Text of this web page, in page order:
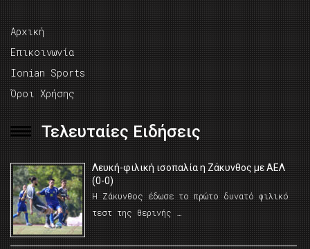
Αρχική
Επικοινωνία
Ionian Sports
Όροι Χρήσης
Τελευταίες Ειδήσεις
Λευκή-φιλική ισοπαλία η Ζάκυνθος με ΑΕΛ
(0-0)
Η Ζάκυνθος έδωσε το πρώτο δυνατό φιλικό
τεστ της θερινής …